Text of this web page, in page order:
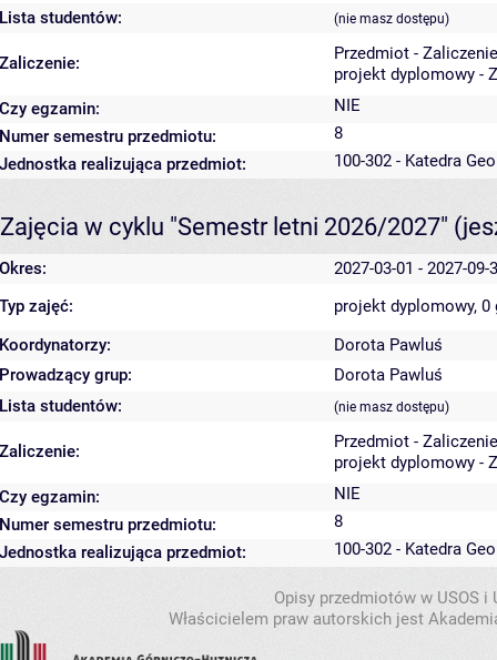
Lista studentów:
(nie masz dostępu)
Zaliczenie:
Przedmiot -
projekt dyplomowy -
Czy egzamin:
NIE
Numer semestru przedmiotu:
8
Jednostka realizująca przedmiot:
100-302 - Katedra
Zajęcia w cyklu "Semestr letni 2026/2027"
Okres:
2027-03-01 - 2027-09-
Typ zajęć:
projekt dyplomowy,
Koordynatorzy:
Dorota Pawluś
Prowadzący grup:
Dorota Pawluś
Lista studentów:
(nie masz dostępu)
Zaliczenie:
Przedmiot -
projekt dyplomowy -
Czy egzamin:
NIE
Numer semestru przedmiotu:
8
Jednostka realizująca przedmiot:
100-302 - Katedra
Opisy przedmiotów w USOS
Właścicielem praw autorskich jest